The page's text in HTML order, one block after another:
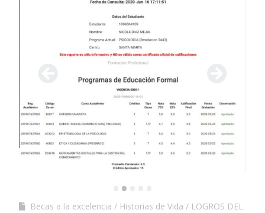
•
Becas a la excelencia Historias de Vida
LOGROS DEL